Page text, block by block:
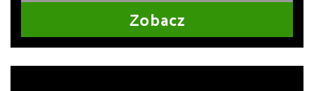
Zobacz